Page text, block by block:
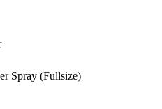
Spray (Fullsize)